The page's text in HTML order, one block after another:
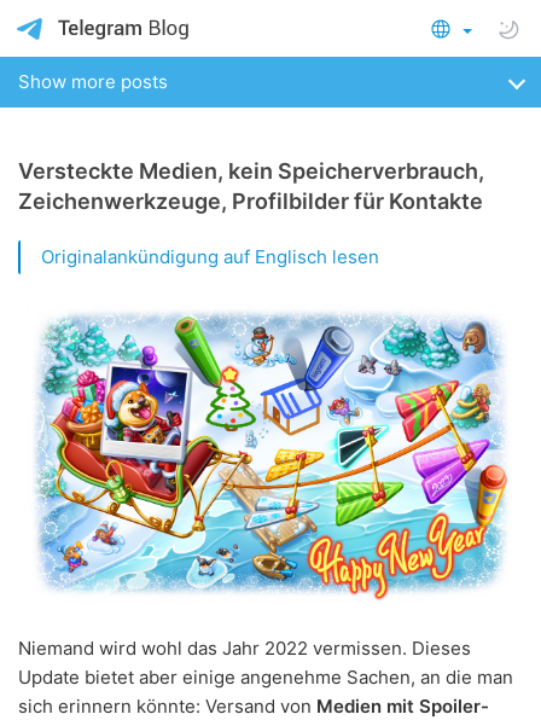
Show more posts
Versteckte Medien, kein Speicherverbrauch,
Zeichenwerkzeuge, Profilbilder für Kontakte
Originalankündigung auf Englisch lesen
Niemand wird wohl das Jahr 2022 vermissen. Dieses
Update bietet aber einige angenehme Sachen, an die man
sich erinnern könnte: Versand von Medien mit Spoiler-